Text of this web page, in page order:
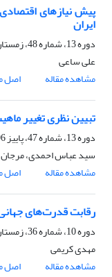
پیش نیازهای
ایران
دوره 13، شماره 48، زمستان 1396، صفحه
علی ساعی
مشاهده مقاله
اصل
تبیین نظری تغییر
دوره 13، شماره 47، پاییز 1396، صفحه
سید عباس احمدی،
مشاهده مقاله
اصل
رقابت قدرت‌های
دوره 10، شماره 36، زمستان 1393، صفحه
مهدی کریمی
مشاهده مقاله
اصل